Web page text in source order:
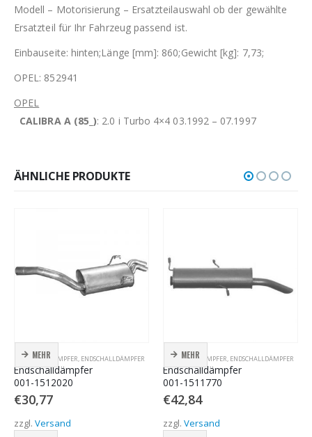
Modell – Motorisierung – Ersatzteilauswahl ob der gewählte
Ersatzteil für Ihr Fahrzeug passend ist.
Einbauseite: hinten;Länge [mm]: 860;Gewicht [kg]: 7,73;
OPEL: 852941
OPEL
CALIBRA A (85_): 2.0 i Turbo 4×4 03.1992 – 07.1997
ÄHNLICHE PRODUKTE
MEHR
ENDSCHALLDÄMPFER, ENDSCHALLDÄMPFER
Endschalldämpfer
001-1512020
€30,77
zzgl. Versand
MEHR
ENDSCHALLDÄMPFER, ENDSCHALLDÄMPFER
Endschalldämpfer
001-1511770
€42,84
zzgl. Versand